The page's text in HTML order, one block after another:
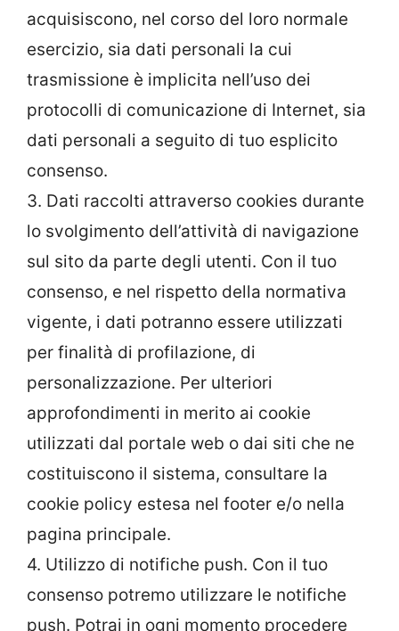
acquisiscono, nel corso del loro normale
esercizio, sia dati personali la cui
trasmissione è implicita nell’uso dei
protocolli di comunicazione di Internet, sia
dati personali a seguito di tuo esplicito
consenso.
3. Dati raccolti attraverso cookies durante
lo svolgimento dell’attività di navigazione
sul sito da parte degli utenti. Con il tuo
consenso, e nel rispetto della normativa
vigente, i dati potranno essere utilizzati
per finalità di profilazione, di
personalizzazione. Per ulteriori
approfondimenti in merito ai cookie
utilizzati dal portale web o dai siti che ne
costituiscono il sistema, consultare la
cookie policy estesa nel footer e/o nella
pagina principale.
4. Utilizzo di notifiche push. Con il tuo
consenso potremo utilizzare le notifiche
push. Potrai in ogni momento procedere